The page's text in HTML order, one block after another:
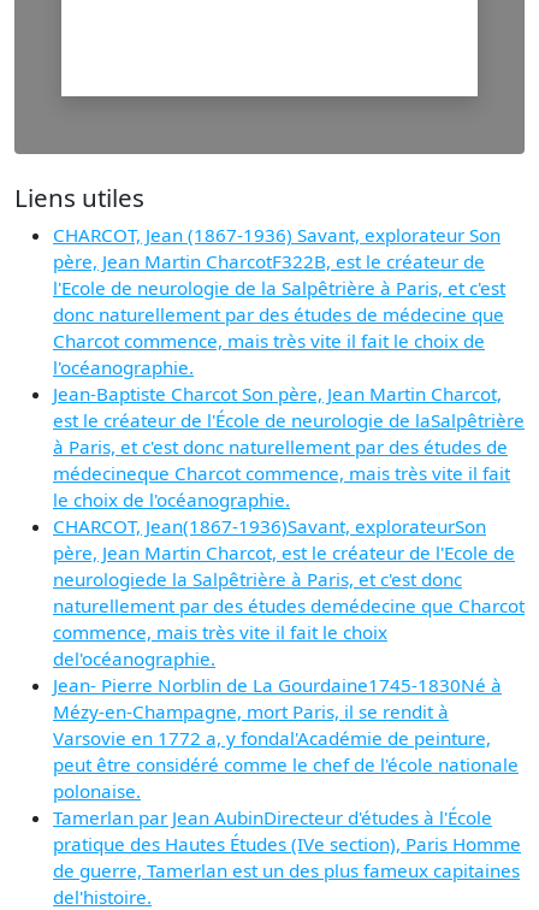
Liens utiles
CHARCOT, Jean (1867-1936) Savant, explorateur Son
père, Jean Martin CharcotF322B, est le créateur de
l'Ecole de neurologie de la Salpêtrière à Paris, et c'est
donc naturellement par des études de médecine que
Charcot commence, mais très vite il fait le choix de
l'océanographie.
Jean-Baptiste Charcot Son père, Jean Martin Charcot,
est le créateur de l'École de neurologie de laSalpêtrière
à Paris, et c'est donc naturellement par des études de
médecineque Charcot commence, mais très vite il fait
le choix de l'océanographie.
CHARCOT, Jean(1867-1936)Savant, explorateurSon
père, Jean Martin Charcot, est le créateur de l'Ecole de
neurologiede la Salpêtrière à Paris, et c'est donc
naturellement par des études demédecine que Charcot
commence, mais très vite il fait le choix
del'océanographie.
Jean- Pierre Norblin de La Gourdaine1745-1830Né à
Mézy-en-Champagne, mort Paris, il se rendit à
Varsovie en 1772 a, y fondal'Académie de peinture,
peut être considéré comme le chef de l'école nationale
polonaise.
Tamerlan par Jean AubinDirecteur d'études à l'École
pratique des Hautes Études (IVe section), Paris Homme
de guerre, Tamerlan est un des plus fameux capitaines
del'histoire.